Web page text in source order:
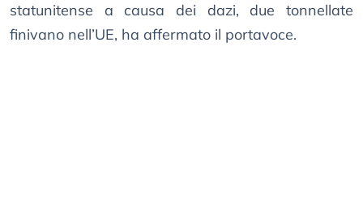
statunitense a causa dei dazi, due tonnellate
finivano nell’UE, ha affermato il portavoce.